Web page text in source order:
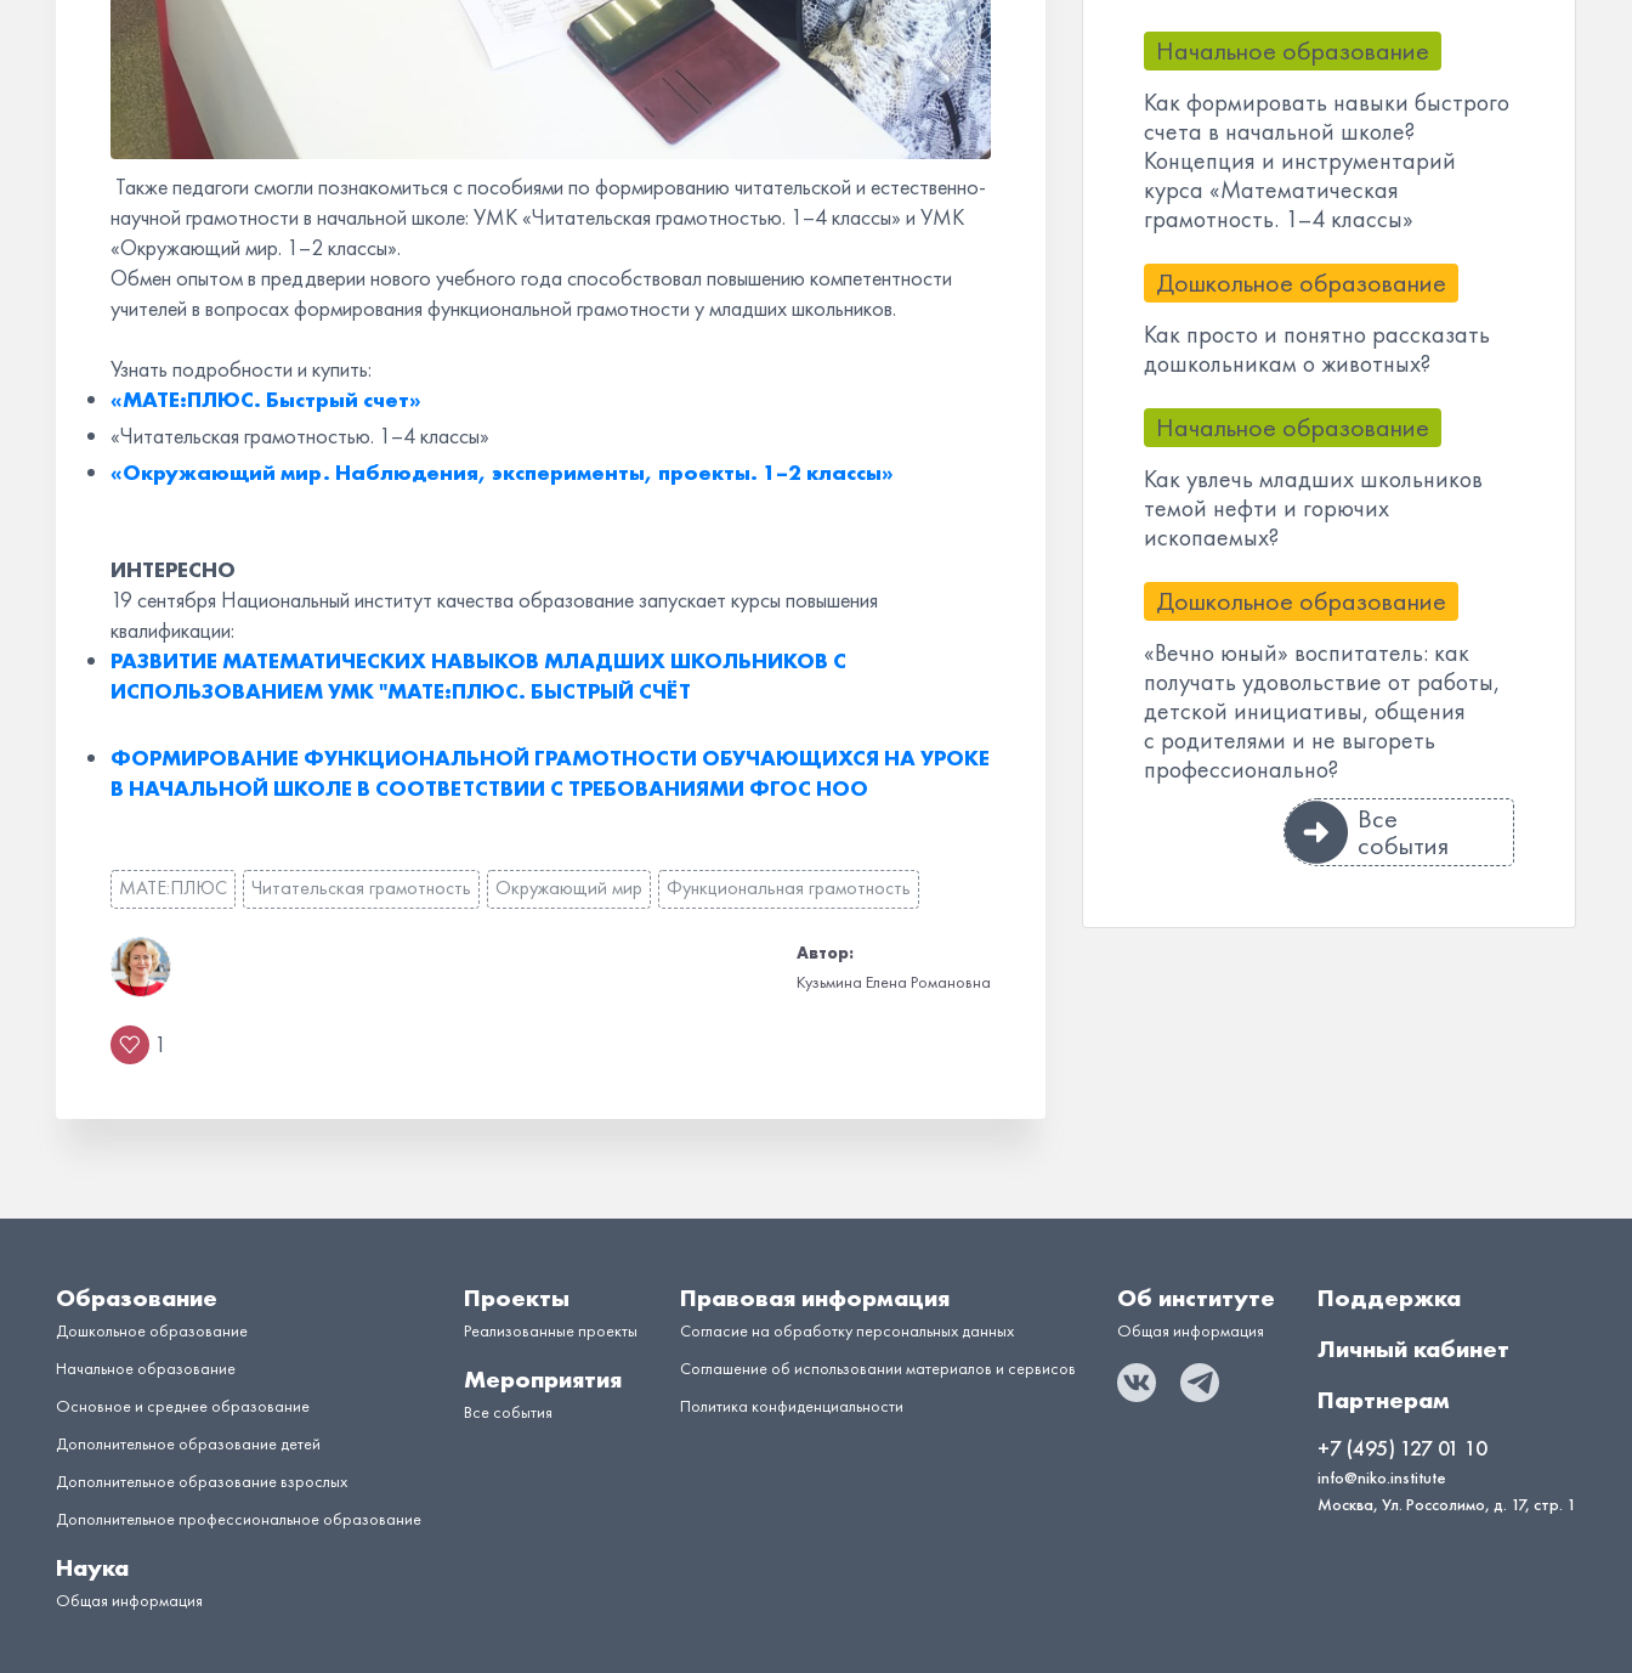
Также педагоги смогли познакомиться с пособиями по формированию читательской и естественно-
научной грамотности в начальной школе: УМК «Читательская грамотностью. 1–4 классы» и УМК
«Окружающий мир. 1–2 классы».
Обмен опытом в преддверии нового учебного года способствовал повышению компетентности
учителей в вопросах формирования функциональной грамотности у младших школьников.
Узнать подробности и купить:
«МАТЕ:ПЛЮС. Быстрый счет»
«Читательская грамотностью. 1–4 классы»
«Окружающий мир. Наблюдения, эксперименты, проекты. 1–2 классы»
ИНТЕРЕСНО
19 сентября Национальный институт качества образование запускает курсы повышения
квалификации:
РАЗВИТИЕ МАТЕМАТИЧЕСКИХ НАВЫКОВ МЛАДШИХ ШКОЛЬНИКОВ С
ИСПОЛЬЗОВАНИЕМ УМК "МАТЕ:ПЛЮС. БЫСТРЫЙ СЧЁТ
ФОРМИРОВАНИЕ ФУНКЦИОНАЛЬНОЙ ГРАМОТНОСТИ ОБУЧАЮЩИХСЯ НА УРОКЕ
В НАЧАЛЬНОЙ ШКОЛЕ В СООТВЕТСТВИИ С ТРЕБОВАНИЯМИ ФГОС НОО
МАТЕ:ПЛЮС Читательская грамотность Окружающий мир Функциональная грамотность
Автор:
Кузьмина Елена Романовна
1
Начальное образование
Как формировать навыки быстрого
счета в начальной школе?
Концепция и инструментарий
курса «Математическая
грамотность. 1–4 классы»
Дошкольное образование
Как просто и понятно рассказать
дошкольникам о животных?
Начальное образование
Как увлечь младших школьников
темой нефти и горючих
ископаемых?
Дошкольное образование
«Вечно юный» воспитатель: как
получать удовольствие от работы,
детской инициативы, общения
с родителями и не выгореть
профессионально?
Все
события
Образование
Дошкольное образование
Начальное образование
Основное и среднее образование
Дополнительное образование детей
Дополнительное образование взрослых
Дополнительное профессиональное образование
Наука
Общая информация
Проекты
Реализованные проекты
Мероприятия
Все события
Правовая информация
Согласие на обработку персональных данных
Соглашение об использовании материалов и сервисов
Политика конфиденциальности
Об институте
Общая информация
Поддержка
Личный кабинет
Партнерам
+7 (495) 127 01 10
info@niko.institute
Москва, Ул. Россолимо, д. 17, стр. 1